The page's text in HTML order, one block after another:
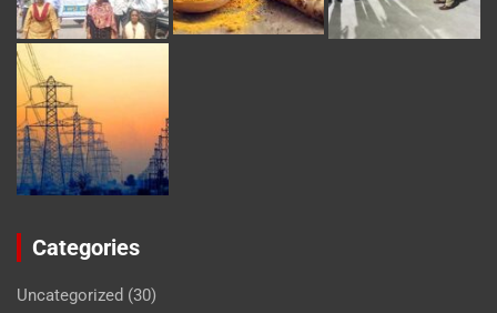
Categories
Uncategorized (30)